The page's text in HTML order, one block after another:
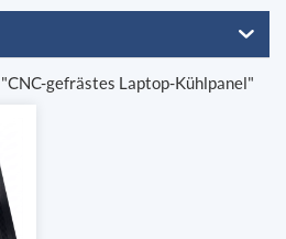
gefrästes Laptop-Kühlpanel"